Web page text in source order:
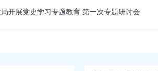
开展党史学习专题教育 第一次专题研讨会